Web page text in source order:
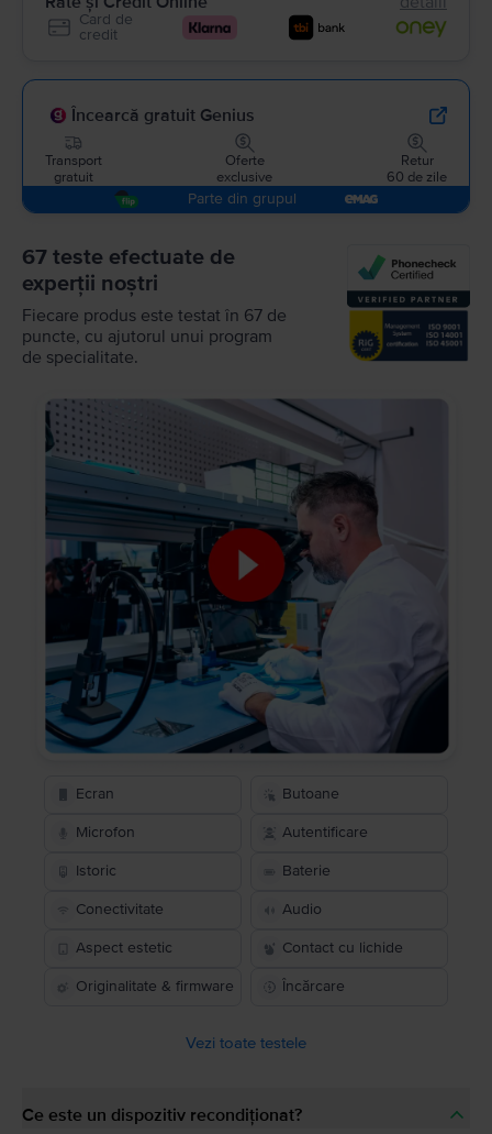
Card de
credit
Încearcă gratuit Genius
Transport
gratuit
Oferte
exclusive
Retur
60 de zile
Parte din grupul
67 teste efectuate de
experții noștri
Fiecare produs este testat în 67 de
puncte, cu ajutorul unui program
de specialitate.
Ecran Butoane
Microfon Autentificare
Istoric Baterie
Conectivitate Audio
Aspect estetic Contact cu lichide
Originalitate & firmware Încărcare
Vezi toate testele
Ce este un dispozitiv recondiționat?